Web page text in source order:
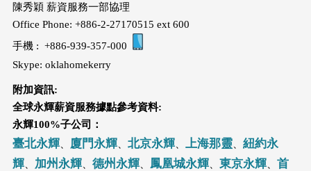
陳秀穎 薪資服務一部協理
Office Phone: +886-2-27170515 ext 600
手機 : +886-939-357-000
Skype: oklahomekerry
附加資訊:
全球永輝薪資服務據點參考資料:
永輝100%子公司：
臺北永輝、 廈門永輝、 北京永輝、 上海那靈、 紐約永
輝、 加州永輝、 德州永輝、 鳳凰城永輝、 東京永輝、 首